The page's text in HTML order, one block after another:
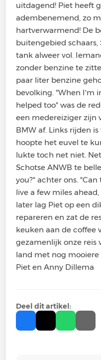
uitdagend! Piet heeft
adembenemend, zo
hartverwarmend! De
buitengebied
tank alweer vol.
zonder benzine te
paar liter benzine
bevolking. "When I'm
helped too" was de
een medereiziger zijn
BMW af. Links rijden
hoopte het euvel te
lukte toch net niet.
Schotse ANWB te
you?" achter ons.
live a few miles
later lag Piet op een
repareren en zat de
keuken aan de coffee
gezamenlijk onze reis
land met nog
Piet en Anny Dillema
Deel dit artikel: